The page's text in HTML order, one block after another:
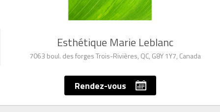
Esthétique Marie Leblanc
7063 boul. des forges Trois-Rivières, QC, G8Y 1Y7, Canada
Rendez-vous